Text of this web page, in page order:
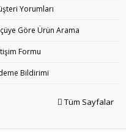
Yorumları
Göre Ürün Arama
Formu
Bildirimi
Tüm Sayfalar